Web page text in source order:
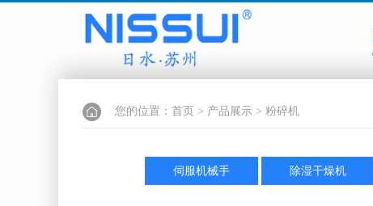
您的位置： 首页 > 产品展示 > 粉碎机
伺服机械手 除湿干燥机